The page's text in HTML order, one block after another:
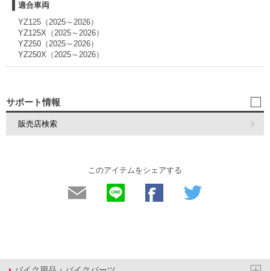
適合車両
YZ125（2025～2026）
YZ125X（2025～2026）
YZ250（2025～2026）
YZ250X（2025～2026）
サポート情報
販売店検索
このアイテムをシェアする